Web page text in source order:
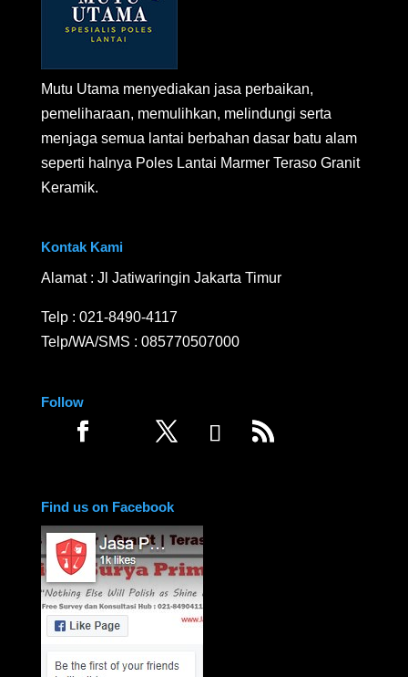
Mutu Utama menyediakan jasa perbaikan,
pemeliharaan, memulihkan, melindungi serta
menjaga semua lantai berbahan dasar batu alam
seperti halnya Poles Lantai Marmer Teraso Granit
Keramik.
Kontak Kami
Alamat : Jl Jatiwaringin Jakarta Timur
Telp : 021-8490-4117
Telp/WA/SMS : 085770507000
Follow
Find us on Facebook